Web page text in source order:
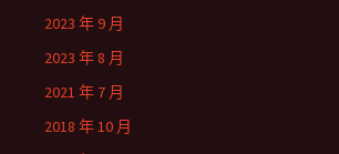
2023 年 9 月
2023 年 8 月
2021 年 7 月
2018 年 10 月